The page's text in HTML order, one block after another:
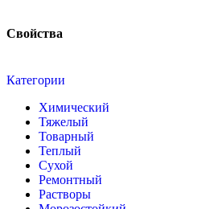
Свойства
Категории
Химический
Тяжелый
Товарный
Теплый
Сухой
Ремонтный
Растворы